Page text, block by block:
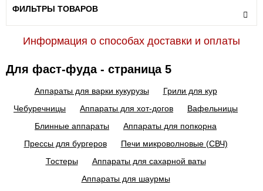
ФИЛЬТРЫ ТОВАРОВ
Информация о способах доставки и оплаты
Для фаст-фуда - страница 5
Аппараты для варки кукурузы
Грили для кур
Чебуречницы
Аппараты для хот-догов
Вафельницы
Блинные аппараты
Аппараты для попкорна
Прессы для бургеров
Печи микроволновые (СВЧ)
Тостеры
Аппараты для сахарной ваты
Аппараты для шаурмы